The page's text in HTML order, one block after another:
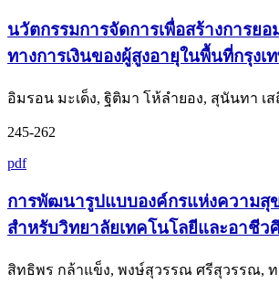
นวัตกรรมการจัดการเพื่อสร้างการย
ทางการเงินของผู้สูงอายุในพื้นที่กรุงเ
อิมรอน มะเด็ง, ฐิติมา โห้ลำยอง, สุนันทา เ
245-262
pdf
การพัฒนารูปแบบองค์กรแห่งความสุ
สำหรับวิทยาลัยเทคโนโลยีและอาชีว
สิทธิพร กล้าแข็ง, พงษ์สุวรรณ ศรีสุวรรณ, ท